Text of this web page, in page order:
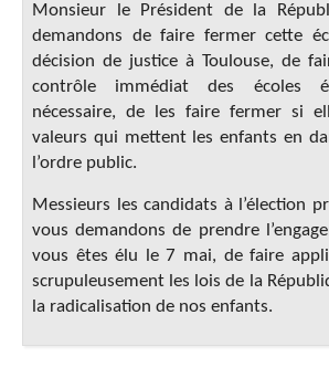
Monsieur le Président de la
demandons de faire fermer cette
décision de justice à Toulouse, de
contrôle immédiat des écoles
nécessaire, de les faire fermer si
valeurs qui mettent les enfants en
l’ordre public.
Messieurs les candidats à l’élection
vous demandons de prendre
vous êtes élu le 7 mai, de faire
scrupuleusement les lois de la
la radicalisation de nos enfants.